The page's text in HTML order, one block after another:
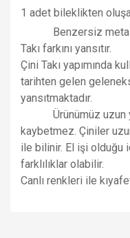
1 adet bileklikten oluş
Benzersiz
Takı farkını yansıtır.
Çini Takı yapımında
tarihten gelen
yansıtmaktadır.
Ürünümüz uzun
kaybetmez. Çiniler
ile bilinir. El işi olduğu i
farklılıklar olabilir.
Canlı renkleri ile